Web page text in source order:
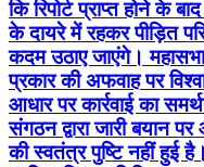
कि रिपोर्ट प्राप्त होने के
के दायरे में रहकर पीड़ित
कदम उठाए जाएंगे।
प्रकार की अफवाह पर
आधार पर कार्रवाई का
संगठन द्वारा जारी बयान
की स्वतंत्र पुष्टि नहीं हुई